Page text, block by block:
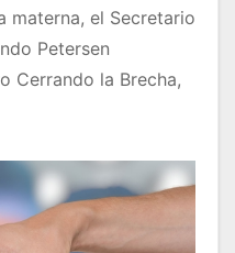
materna, el Secretario
Petersen
Cerrando la Brecha,